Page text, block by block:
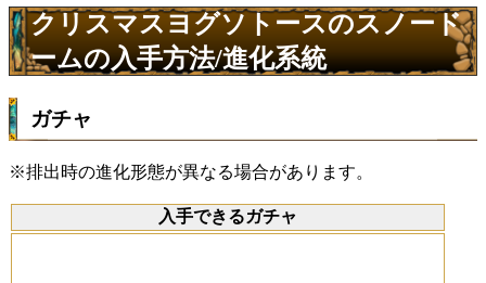
クリスマスヨグソトースのスノード
ームの入手方法/進化系統
ガチャ
※排出時の進化形態が異なる場合があります。
入手できるガチャ